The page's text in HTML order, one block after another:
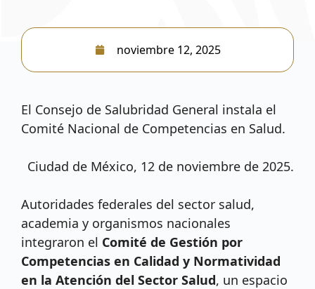
El Consejo de Salubridad General instala el
Comité Nacional de Competencias en Salud.
Ciudad de México, 12 de noviembre de 2025.
Autoridades federales del sector salud,
academia y organismos nacionales
integraron el Comité de Gestión por
Competencias en Calidad y Normatividad
en la Atención del Sector Salud, un espacio
noviembre 12, 2025